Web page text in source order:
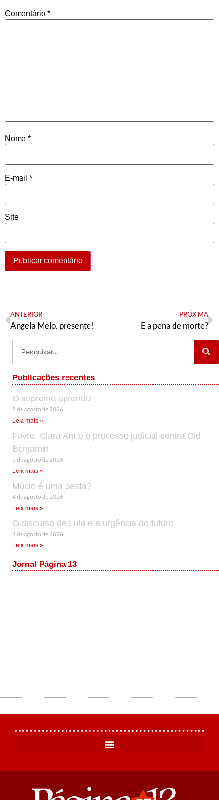
Comentário *
Nome *
E-mail *
Site
ANTERIOR
Angela Melo, presente!
PRÓXIMA
E a pena de morte?
Publicações recentes
O supremo aprendiz
5 de agosto de 2026
Leia mais »
Favre, Clara Ant e o processo judicial contra Cid
Benjamin
5 de agosto de 2026
Leia mais »
Múcio é uma besta?
4 de agosto de 2026
Leia mais »
O discurso de Lula e a urgência do futuro
4 de agosto de 2026
Leia mais »
Jornal Página 13